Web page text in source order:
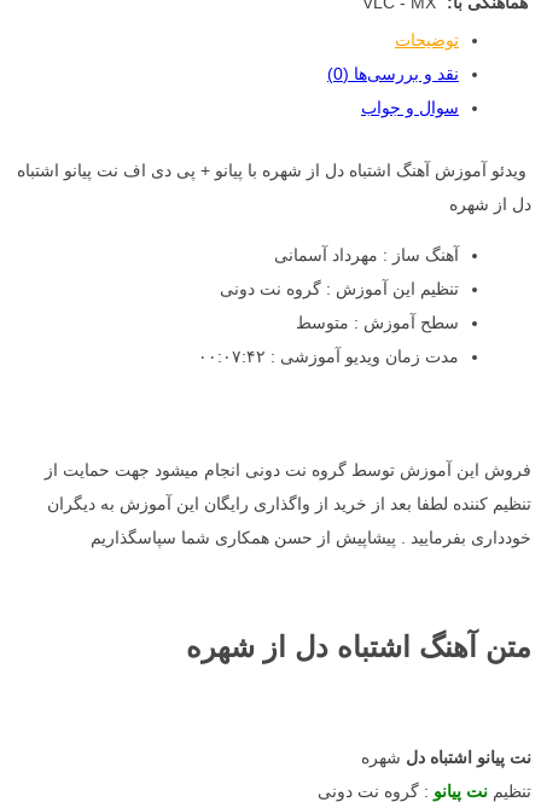
توضیحات
نقد و بررسی‌ها (0)
سوال و جواب
ویدئو آموزش آهنگ اشتباه دل از شهره با پیانو + پی دی اف نت پیانو اشتباه
دل از شهره
آهنگ ساز : مهرداد آسمانی
تنظیم این آموزش : گروه نت دونی
سطح آموزش : متوسط
مدت زمان ویدیو آموزشی : ۰۰:۰۷:۴۲
فروش این آموزش توسط گروه نت دونی انجام میشود جهت حمایت از
تنظیم کننده لطفا بعد از خرید از واگذاری رایگان این آموزش به دیگران
خودداری بفرمایید . پیشاپیش از حسن همکاری شما سپاسگذاریم
متن آهنگ اشتباه دل از شهره
نت پیانو اشتباه دل شهره
تنظیم نت پیانو : گروه نت دونی